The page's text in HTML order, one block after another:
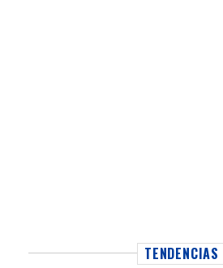
TENDENCIAS